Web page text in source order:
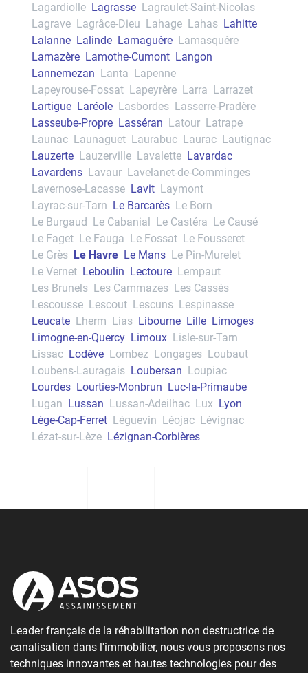
Lagardiolle Lagrasse Lagraulet-Saint-Nicolas
Lagrave Lagrâce-Dieu Lahage Lahas Lahitte
Lalanne Lalinde Lamaguère Lamasquère
Lamazère Lamothe-Cumont Langon
Lannemezan Lanta Lapenne
Lapeyrouse-Fossat Lapeyrère Larra Larrazet
Lartigue Laréole Lasbordes Lasserre-Pradère
Lasseube-Propre Lasséran Latour Latrape
Launac Launaguet Laurabuc Laurac Lautignac
Lauzerte Lauzerville Lavalette Lavardac
Lavardens Lavaur Lavelanet-de-Comminges
Lavernose-Lacasse Lavit Laymont
Layrac-sur-Tarn Le Barcarès Le Born
Le Burgaud Le Cabanial Le Castéra Le Causé
Le Faget Le Fauga Le Fossat Le Fousseret
Le Grès Le Havre Le Mans Le Pin-Murelet
Le Vernet Leboulin Lectoure Lempaut
Les Brunels Les Cammazes Les Cassés
Lescousse Lescout Lescuns Lespinasse
Leucate Lherm Lias Libourne Lille Limoges
Limogne-en-Quercy Limoux Lisle-sur-Tarn
Lissac Lodève Lombez Longages Loubaut
Loubens-Lauragais Loubersan Loupiac
Lourdes Lourties-Monbrun Luc-la-Primaube
Lugan Lussan Lussan-Adeilhac Lux Lyon
Lège-Cap-Ferret Léguevin Léojac Lévignac
Lézat-sur-Lèze Lézignan-Corbières
Leader français de la réhabilitation non destructrice de
canalisation dans l'immobilier, nous vous proposons nos
techniques innovantes et hautes technologies pour des